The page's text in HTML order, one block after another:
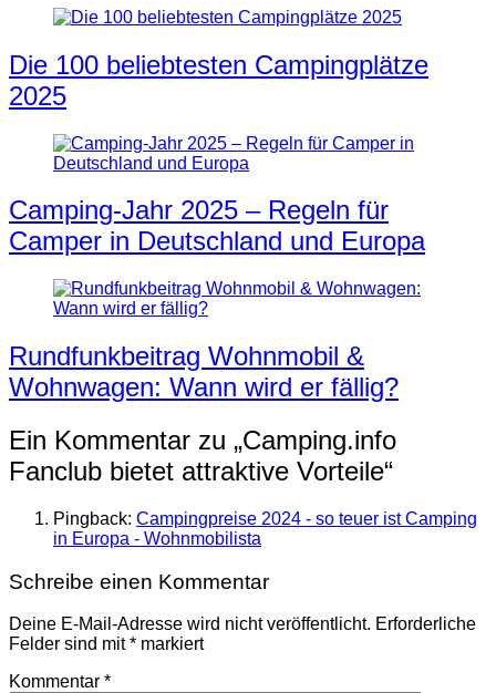
Die 100 beliebtesten Campingplätze
2025
Camping-Jahr 2025 – Regeln für
Camper in Deutschland und Europa
Rundfunkbeitrag Wohnmobil &
Wohnwagen: Wann wird er fällig?
Ein Kommentar zu „Camping.info
Fanclub bietet attraktive Vorteile“
Pingback: Campingpreise 2024 - so teuer ist Camping
in Europa - Wohnmobilista
Schreibe einen Kommentar
Deine E-Mail-Adresse wird nicht veröffentlicht. Erforderliche
Felder sind mit* markiert
Kommentar *